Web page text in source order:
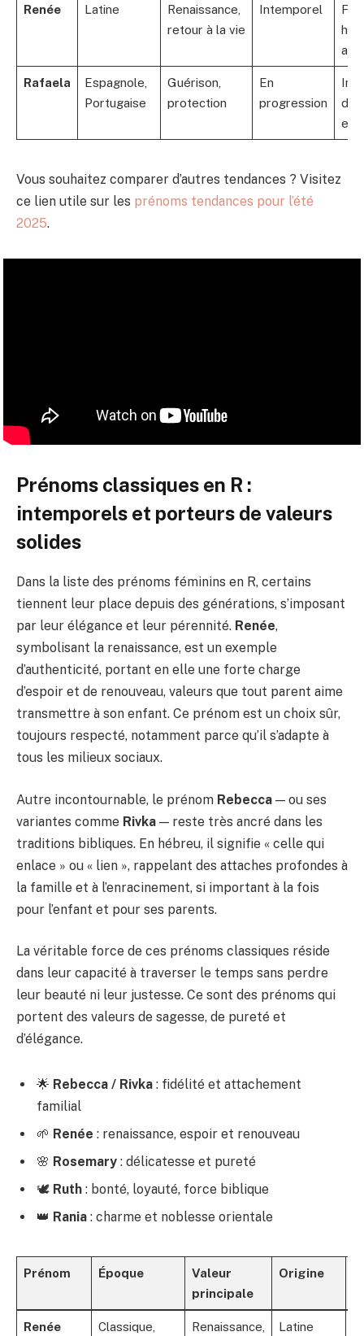
Renée Latine
Renaissance,
retour à la vie
Intemporel
Rafaela
Espagnole,
Portugaise
Guérison,
protection
En
progression
et
Vous souhaitez comparer d’autres tendances ? Visitez
ce lien utile sur les prénoms tendances pour l’été
2025.
Prénoms classiques en R :
intemporels et porteurs de valeurs
solides
Dans la liste des prénoms féminins en R, certains
tiennent leur place depuis des générations, s’imposant
par leur élégance et leur pérennité. Renée,
symbolisant la renaissance, est un exemple
d’authenticité, portant en elle une forte charge
d’espoir et de renouveau, valeurs que tout parent aime
transmettre à son enfant. Ce prénom est un choix sûr,
toujours respecté, notamment parce qu’il s’adapte à
tous les milieux sociaux.
Autre incontournable, le prénom Rebecca — ou ses
variantes comme Rivka — reste très ancré dans les
traditions bibliques. En hébreu, il signifie « celle qui
enlace » ou « lien », rappelant des attaches profondes à
la famille et à l’enracinement, si important à la fois
pour l’enfant et pour ses parents.
La véritable force de ces prénoms classiques réside
dans leur capacité à traverser le temps sans perdre
leur beauté ni leur justesse. Ce sont des prénoms qui
portent des valeurs de sagesse, de pureté et
d’élégance.
🌟 Rebecca / Rivka : fidélité et attachement
familial
🌱 Renée : renaissance, espoir et renouveau
🌸 Rosemary : délicatesse et pureté
🕊️ Ruth : bonté, loyauté, force biblique
👑 Rania : charme et noblesse orientale
Prénom Époque
Valeur
principale
Origine
Renée
Classique,
Renaissance,
Latine